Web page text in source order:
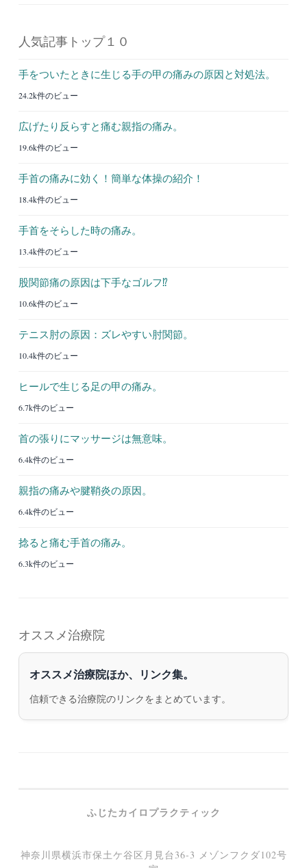
人気記事トップ１０
手をついたときに生じる手の甲の痛みの原因と対処法。
24.2k件のビュー
広げたり反らすと痛む親指の痛み。
19.6k件のビュー
手首の痛みに効く！簡単な体操の紹介！
18.4k件のビュー
手首をそらした時の痛み。
13.4k件のビュー
股関節痛の原因は下手なゴルフ⁉︎
10.6k件のビュー
テニス肘の原因：ズレやすい肘関節。
10.4k件のビュー
ヒールで生じる足の甲の痛み。
6.7k件のビュー
首の張りにマッサージは無意味。
6.4k件のビュー
親指の痛みや腱鞘炎の原因。
6.4k件のビュー
捻ると痛む手首の痛み。
6.3k件のビュー
オススメ治療院
オススメ治療院ほか、リンク集。
信頼できる治療院のリンクをまとめています。
ふじたカイロプラクティック
神奈川県横浜市保土ケ谷区月見台36-3 メゾンフクダ102号